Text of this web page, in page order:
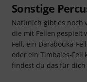
Sonstige
Natürlich gibt es noch
die mit Fellen gespielt
Fell, ein Darabouka-
oder ein Timbales-Fell
findest du das für dich